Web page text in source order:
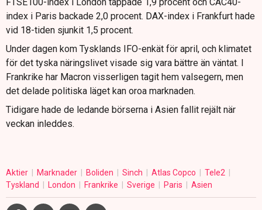
index i Paris backade 2,0 procent. DAX-index i Frankfurt hade
vid 18-tiden sjunkit 1,5 procent.
Under dagen kom Tysklands IFO-enkät för april, och klimatet
för det tyska näringslivet visade sig vara bättre än väntat. I
Frankrike har Macron visserligen tagit hem valsegern, men
det delade politiska läget kan oroa marknaden.
Tidigare hade de ledande börserna i Asien fallit rejält när
veckan inleddes.
Aktier Marknader Boliden Sinch Atlas Copco
Tele2
Tyskland
London Frankrike Sverige Paris Asien